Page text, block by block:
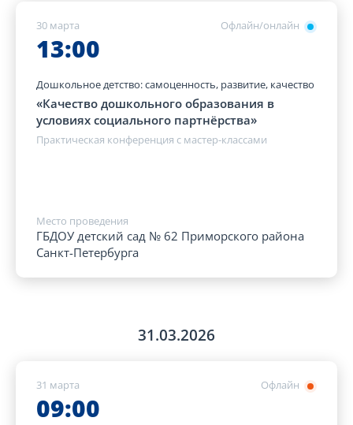
Офлайн/онлайн
30 марта
13:00
Дошкольное детство: самоценность, развитие, качество
«Качество дошкольного образования в
условиях социального партнёрства»
Практическая конференция с мастер-классами
Место проведения
ГБДОУ детский сад № 62 Приморского района
Санкт-Петербурга
31.03.2026
Офлайн
31 марта
09:00